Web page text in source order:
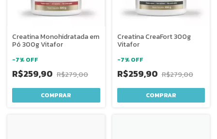
Creatina Monohidratada em
Pó 300g Vitafor
-7% OFF
R$259,90 R$279,00
Creatina CreaFort 300g
Vitafor
-7% OFF
R$259,90 R$279,00